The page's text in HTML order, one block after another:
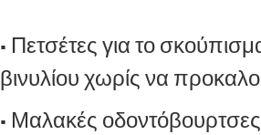
• Πετσέτες για το
βινυλίου χωρίς να
• Μαλακές οδοντόβουρτσες